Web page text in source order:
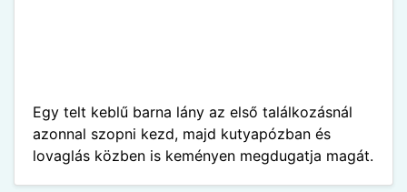
Egy telt keblű barna lány az első találkozásnál
azonnal szopni kezd, majd kutyapózban és
lovaglás közben is keményen megdugatja magát.